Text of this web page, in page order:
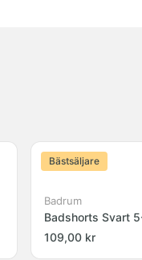
Bästsäljare
Badrum
Badshorts Svart
109,00 kr